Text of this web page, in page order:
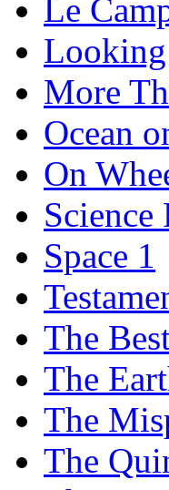
Le
Looking
More
Ocean
On
Space 1
The
The
The
The